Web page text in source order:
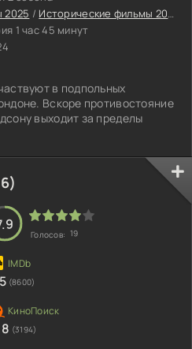
2025 / Исторические фильмы 2025
1 час 45 минут
в подпольных
Вскоре противостояние
выходит за пределы
Голосов: 19
(8600)
(3194)